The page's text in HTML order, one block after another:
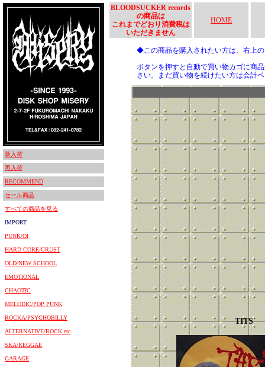
新入荷
再入荷
RECOMMEND
セール商品
すべての商品を見る
IMPORT
PUNK/OI
HARD CORE/CRUST
OLD/NEW SCHOOL
EMOTIONAL
CHAOTIC
MELODIC/POP PUNK
ROCKA/PSYCHOBILLY
ALTERNATIVE/ROCK etc
SKA/REGGAE
GARAGE
BLOODSUCKER records
の商品は
これまでどおり消費税は
いただきません
HOME
◆この商品を購入されたい方は、右上
ボタンを押すと自動で買い物カゴに商
さい。まだ買い物を続けたい方は会計
TITS